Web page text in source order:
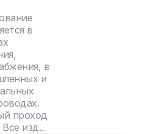
в
в
и
проход
изд...